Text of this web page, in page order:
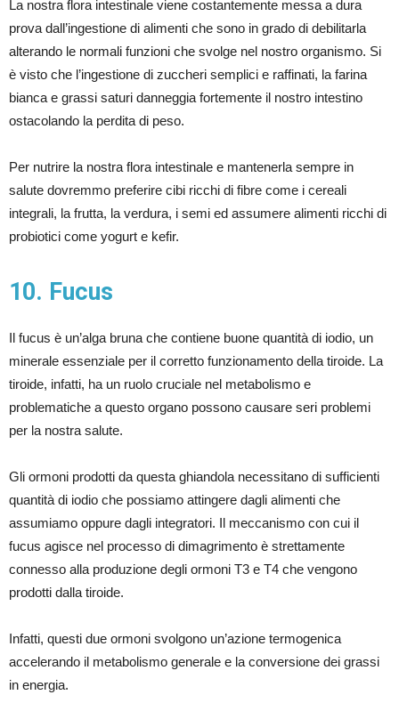
La nostra flora intestinale viene costantemente messa a dura
prova dall’ingestione di alimenti che sono in grado di debilitarla
alterando le normali funzioni che svolge nel nostro organismo. Si
è visto che l’ingestione di zuccheri semplici e raffinati, la farina
bianca e grassi saturi danneggia fortemente il nostro intestino
ostacolando la perdita di peso.
Per nutrire la nostra flora intestinale e mantenerla sempre in
salute dovremmo preferire cibi ricchi di fibre come i cereali
integrali, la frutta, la verdura, i semi ed assumere alimenti ricchi di
probiotici come yogurt e kefir.
10. Fucus
Il fucus è un’alga bruna che contiene buone quantità di iodio, un
minerale essenziale per il corretto funzionamento della tiroide. La
tiroide, infatti, ha un ruolo cruciale nel metabolismo e
problematiche a questo organo possono causare seri problemi
per la nostra salute.
Gli ormoni prodotti da questa ghiandola necessitano di sufficienti
quantità di iodio che possiamo attingere dagli alimenti che
assumiamo oppure dagli integratori. Il meccanismo con cui il
fucus agisce nel processo di dimagrimento è strettamente
connesso alla produzione degli ormoni T3 e T4 che vengono
prodotti dalla tiroide.
Infatti, questi due ormoni svolgono un’azione termogenica
accelerando il metabolismo generale e la conversione dei grassi
in energia.